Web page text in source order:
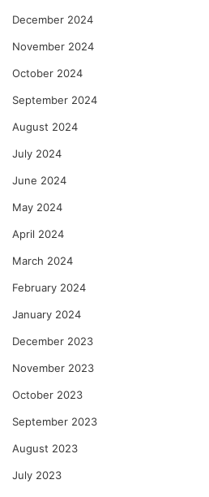
December 2024
November 2024
October 2024
September 2024
August 2024
July 2024
June 2024
May 2024
April 2024
March 2024
February 2024
January 2024
December 2023
November 2023
October 2023
September 2023
August 2023
July 2023